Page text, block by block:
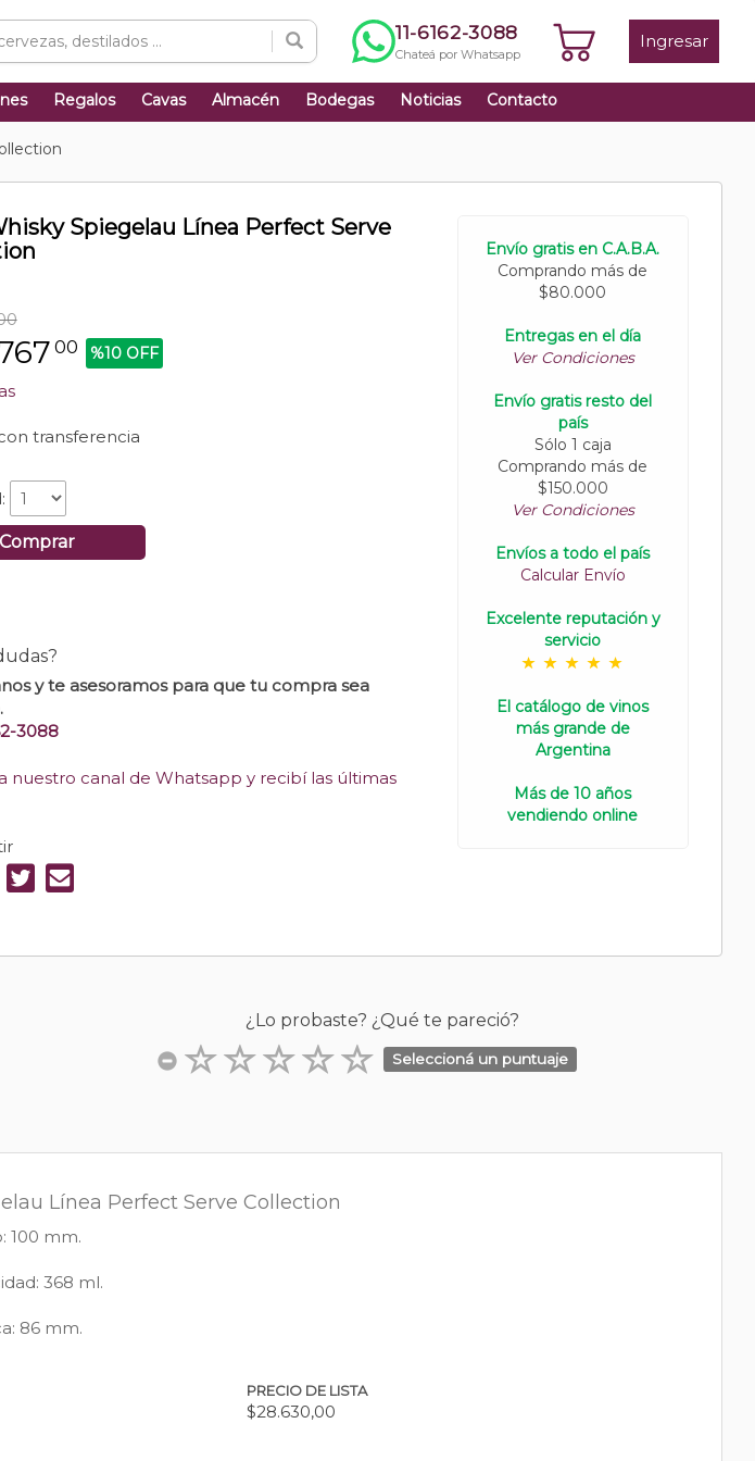
11-6162-3088
Chateá por Whatsapp
Ingresar
Regalos Cavas Almacén Bodegas Noticias Contacto
Spiegelau Línea Perfect Serve
00 %10 OFF
transferencia
Comprar
y te asesoramos para que tu compra sea
3088
nuestro canal de Whatsapp y recibí las últimas
Envío gratis en C.A.B.A.
Comprando más de
$80.000
Entregas en el día
Ver Condiciones
Envío gratis resto del
país
Sólo 1 caja
Comprando más de
$150.000
Ver Condiciones
Envíos a todo el país
Calcular Envío
Excelente reputación y
servicio
El catálogo de vinos
más grande de
Argentina
Más de 10 años
vendiendo online
¿Lo probaste? ¿Qué te pareció?
Seleccioná un puntuaje
Línea Perfect Serve Collection
100 mm.
368 ml.
86 mm.
PRECIO DE LISTA
$28.630,00